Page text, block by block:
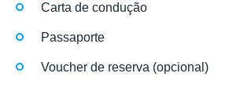
Carta de condução
Passaporte
Voucher de reserva (opcional)